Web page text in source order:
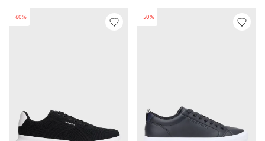
-60% -50%